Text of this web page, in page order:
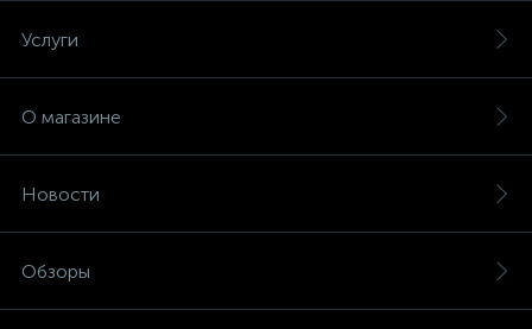
Услуги
О магазине
Новости
Обзоры